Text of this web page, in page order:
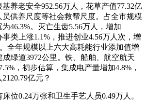
老安全952.56万人，花草产值77.32亿
供养尺度等社会救帮尺度。占全市规模
46.3%。灭亡生齿5.56万人，增加
类上涨1.1%，推进创业4.56万人次，增
全年规模以上六大高耗能行业添加值增
成绿道3972公里。铁、船舶、航空航天
，初步估算，集成电产量增加4.8%，
亿元？
0.24万张和卫生手艺人员0.49万人。